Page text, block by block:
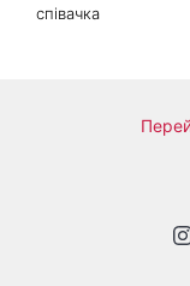
співачка